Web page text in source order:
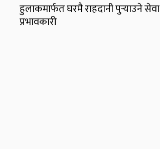
हुलाकमार्फत घरमै राहदानी पुर्‍याउने सेवा
प्रभावकारी